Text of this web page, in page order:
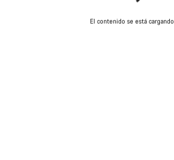
El contenido se está cargando